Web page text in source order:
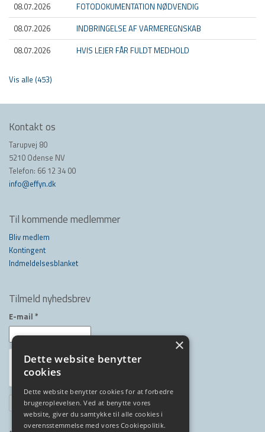
08.07.2026
FOTODOKUMENTATION NØDVENDIG
08.07.2026
INDBRINGELSE AF VARMEREGNSKAB
08.07.2026
HVIS LEJER FÅR FULDT MEDHOLD
Vis alle (453)
Kontakt os
Tarupvej 80
5210 Odense NV
Telefon: 66 12 34 00
info@effyn.dk
Til kommende medlemmer
Bliv medlem
Kontingent
Indmeldelsesblanket
Tilmeld nyhedsbrev
E-mail *
Dette website benytter
cookies
Dette website benytter cookies for at forbedre
brugeroplevelsen. Ved at benytte vores
website, giver du samtykke til alle cookies i
overensstemmelse med vores Cookiepolitik.
×